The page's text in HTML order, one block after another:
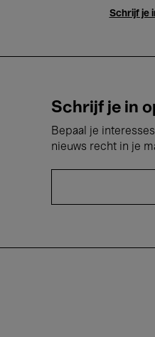
Schrijf je
Schrijf je in
Bepaal je
nieuws recht in je